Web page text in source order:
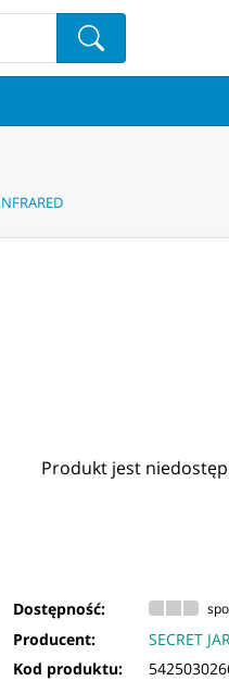
Produkt jest
Dostępność:
Producent:
SECRET
Kod produktu: